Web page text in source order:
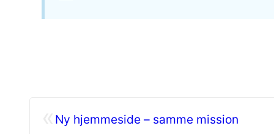
Ny hjemmeside – samme mission